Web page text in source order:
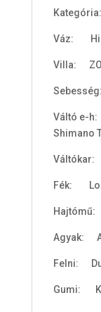
Váz: Hi-
Villa:
Váltó e-h:
Shimano
Váltókar:
Fék:
Hajtómű:
Agyak:
Felni:
Gumi: